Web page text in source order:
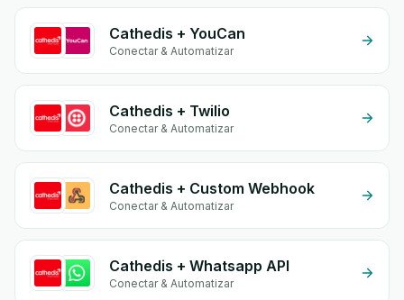
Cathedis + YouCan
Conectar & Automatizar
Cathedis + Twilio
Conectar & Automatizar
Cathedis + Custom Webhook
Conectar & Automatizar
Cathedis + Whatsapp API
Conectar & Automatizar